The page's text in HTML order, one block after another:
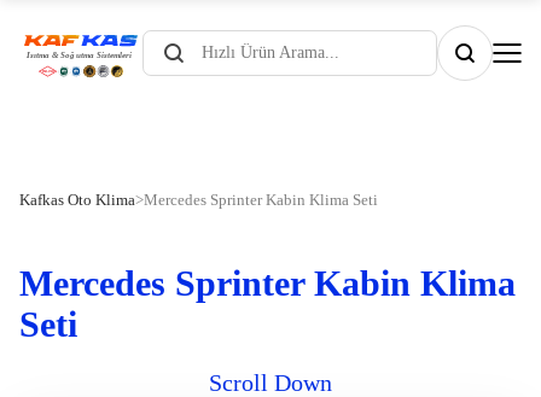
Products
search
Kafkas Oto Klima>Mercedes Sprinter Kabin Klima Seti
Mercedes Sprinter Kabin Klima
Seti
Scroll Down